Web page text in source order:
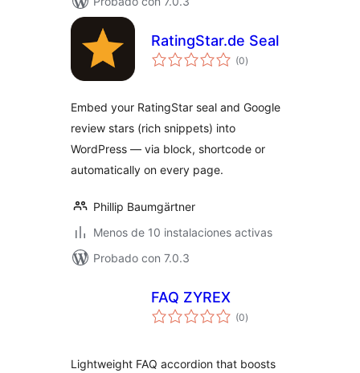
RatingStar.de Seal
(0total
de
)
Embed your RatingStar seal and Google
review stars (rich snippets) into
WordPress — via block, shortcode or
automatically on every page.
Phillip Baumgärtner
Menos de 10 instalaciones activas
Probado con 7.0.3
FAQ ZYREX
(0total
de
)
Lightweight FAQ accordion that boosts